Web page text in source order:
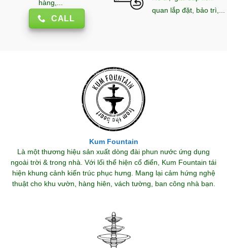
hàng,...
CALL
quan lắp đặt, bảo trì,...
Kum Fountain
Là một thương hiệu sản xuất dòng đài phun nước ứng dụng
ngoài trời & trong nhà. Với lối thể hiện cổ điển, Kum Fountain tái
hiện khung cảnh kiến trúc phục hưng. Mang lại cảm hứng nghệ
thuật cho khu vườn, hàng hiên, vách tường, ban công nhà bạn.